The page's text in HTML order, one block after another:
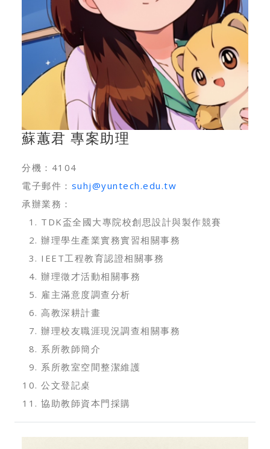
蘇蕙君 專案助理
分機：4104
電子郵件： suhj@yuntech.edu.tw
承辦業務：
TDK盃全國大專院校創思設計與製作競賽
辦理學生產業實務實習相關事務
IEET工程教育認證相關事務
辦理徵才活動相關事務
雇主滿意度調查分析
高教深耕計畫
辦理校友職涯現況調查相關事務
系所教師簡介
系所教室空間整潔維護
公文登記桌
協助教師資本門採購